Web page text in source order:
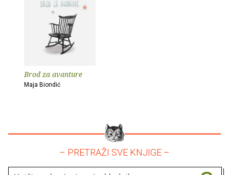
Brod za avanture
Maja Biondić
– PRETRAŽI SVE KNJIGE –